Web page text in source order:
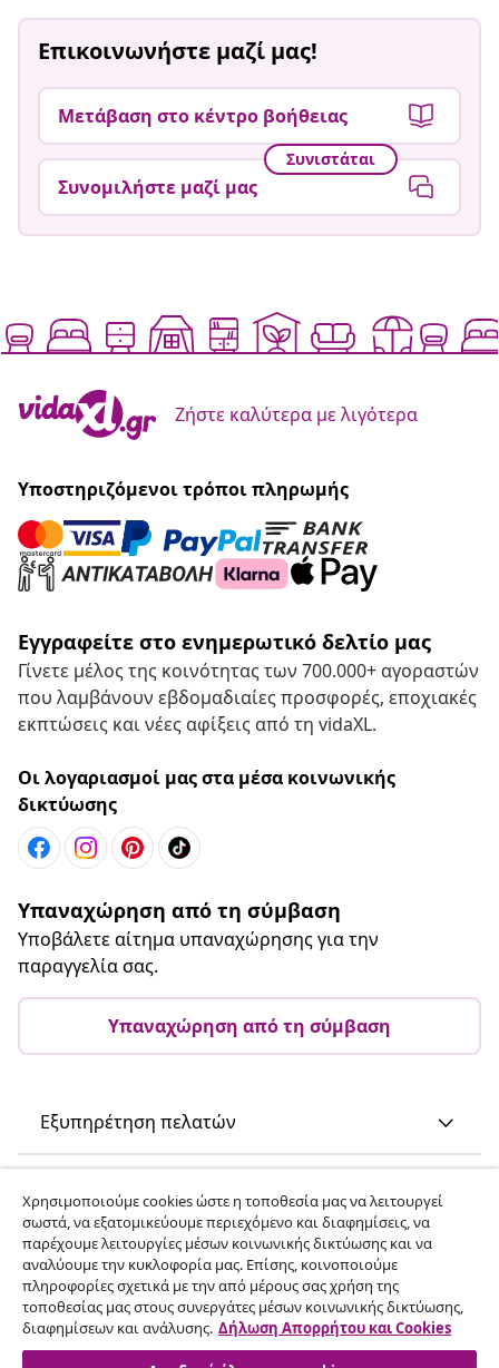
Επικοινωνήστε μαζί μας!
Μετάβαση στο κέντρο βοήθειας
Συνιστάται
Συνομιλήστε μαζί μας
Ζήστε καλύτερα με λιγότερα
Υποστηριζόμενοι τρόποι πληρωμής
Εγγραφείτε στο ενημερωτικό δελτίο μας
Γίνετε μέλος της κοινότητας των 700.000+ αγοραστών
που λαμβάνουν εβδομαδιαίες προσφορές, εποχιακές
εκπτώσεις και νέες αφίξεις από τη vidaXL.
Οι λογαριασμοί μας στα μέσα κοινωνικής
δικτύωσης
Υπαναχώρηση από τη σύμβαση
Υποβάλετε αίτημα υπαναχώρησης για την
παραγγελία σας.
Υπαναχώρηση από τη σύμβαση
Εξυπηρέτηση πελατών
vidaXL
Ανακαλύψτε περισσότερα
Χρησιμοποιούμε cookies ώστε η τοποθεσία μας να λειτουργεί
σωστά, να εξατομικεύουμε περιεχόμενο και διαφημίσεις, να
παρέχουμε λειτουργίες μέσων κοινωνικής δικτύωσης και να
αναλύουμε την κυκλοφορία μας. Επίσης, κοινοποιούμε
πληροφορίες σχετικά με την από μέρους σας χρήση της
τοποθεσίας μας στους συνεργάτες μέσων κοινωνικής δικτύωσης,
διαφημίσεων και ανάλυσης. Δήλωση Απορρήτου και Cookies